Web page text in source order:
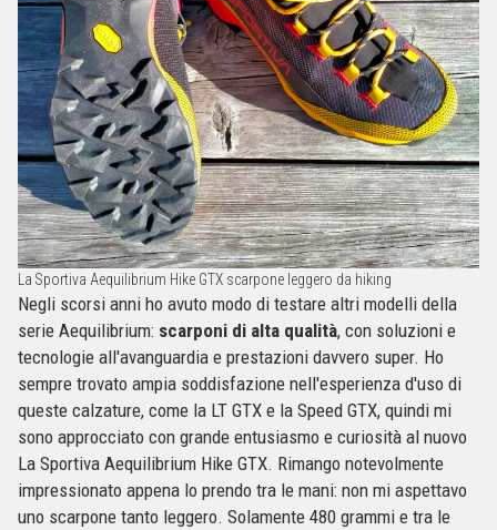
La Sportiva Aequilibrium Hike GTX scarpone leggero da hiking
Negli scorsi anni ho avuto modo di testare altri modelli della
serie Aequilibrium: scarponi di alta qualità, con soluzioni e
tecnologie all'avanguardia e prestazioni davvero super. Ho
sempre trovato ampia soddisfazione nell'esperienza d'uso di
queste calzature, come la LT GTX e la Speed GTX, quindi mi
sono approcciato con grande entusiasmo e curiosità al nuovo
La Sportiva Aequilibrium Hike GTX. Rimango notevolmente
impressionato appena lo prendo tra le mani: non mi aspettavo
uno scarpone tanto leggero. Solamente 480 grammi e tra le